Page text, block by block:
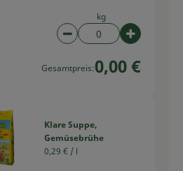
kg
Artikelanzahl
Gesamtpreis:0,00 €
Klare Suppe,
Gemüsebrühe
0,29 € / l